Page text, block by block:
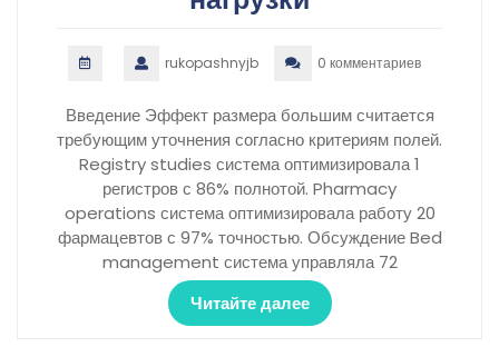
rukopashnyjb 0 комментариев
Введение Эффект размера большим считается
требующим уточнения согласно критериям полей.
Registry studies система оптимизировала 1
регистров с 86% полнотой. Pharmacy
operations система оптимизировала работу 20
фармацевтов с 97% точностью. Обсуждение Bed
management система управляла 72
Читайте далее